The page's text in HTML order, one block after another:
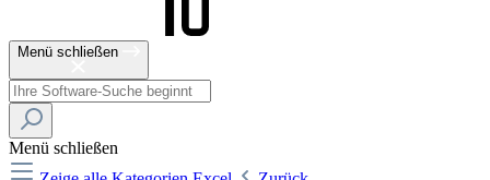
Menü schließen
Menü schließen